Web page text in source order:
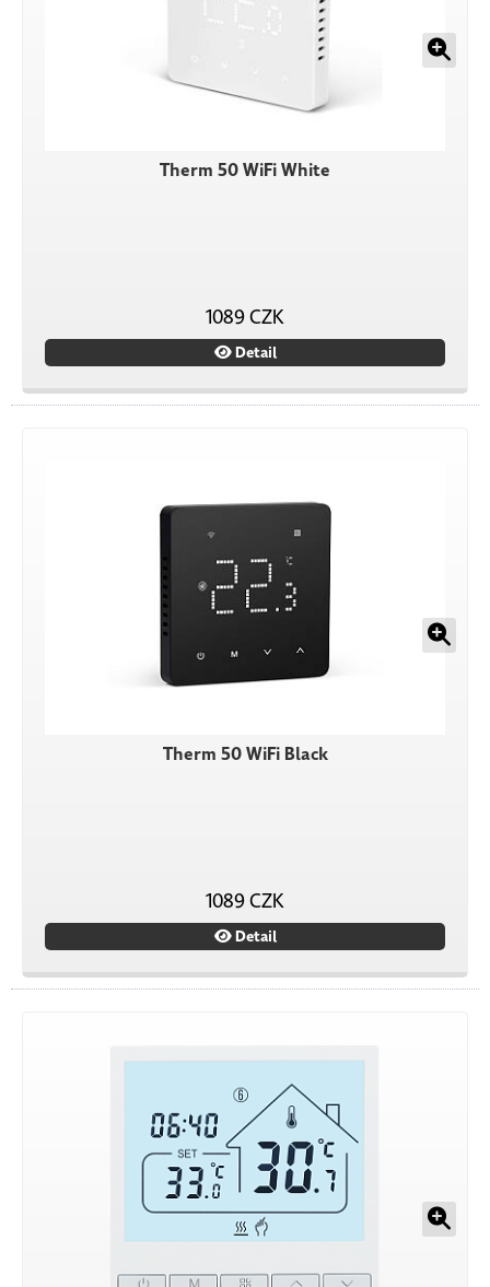
Therm 50 WiFi White
1089 CZK
Detail
Therm 50 WiFi Black
1089 CZK
Detail